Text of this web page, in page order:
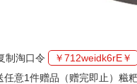
制淘口令
￥712weidk6rE￥
任意1件赠品（赠完即止）